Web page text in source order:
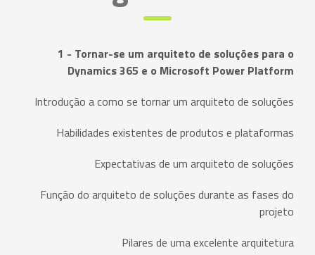
1 - Tornar-se um arquiteto de soluções para o
Dynamics 365 e o Microsoft Power Platform
Introdução a como se tornar um arquiteto de soluções
Habilidades existentes de produtos e plataformas
Expectativas de um arquiteto de soluções
Função do arquiteto de soluções durante as fases do
projeto
Pilares de uma excelente arquitetura